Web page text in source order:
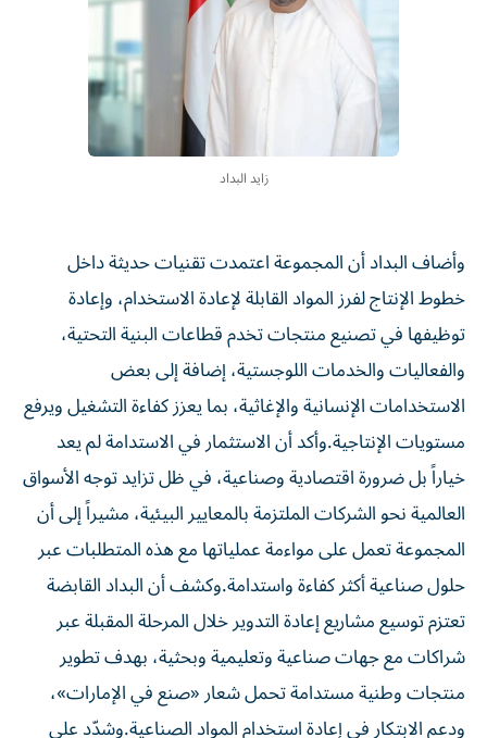
زايد البداد
وأضاف البداد أن المجموعة اعتمدت تقنيات حديثة داخل
خطوط الإنتاج لفرز المواد القابلة لإعادة الاستخدام، وإعادة
توظيفها في تصنيع منتجات تخدم قطاعات البنية التحتية،
والفعاليات والخدمات اللوجستية، إضافة إلى بعض
الاستخدامات الإنسانية والإغاثية، بما يعزز كفاءة التشغيل ويرفع
مستويات الإنتاجية.وأكد أن الاستثمار في الاستدامة لم يعد
خياراً بل ضرورة اقتصادية وصناعية، في ظل تزايد توجه الأسواق
العالمية نحو الشركات الملتزمة بالمعايير البيئية، مشيراً إلى أن
المجموعة تعمل على مواءمة عملياتها مع هذه المتطلبات عبر
حلول صناعية أكثر كفاءة واستدامة.وكشف أن البداد القابضة
تعتزم توسيع مشاريع إعادة التدوير خلال المرحلة المقبلة عبر
شراكات مع جهات صناعية وتعليمية وبحثية، بهدف تطوير
منتجات وطنية مستدامة تحمل شعار «صنع في الإمارات»،
ودعم الابتكار في إعادة استخدام المواد الصناعية.وشدّد على